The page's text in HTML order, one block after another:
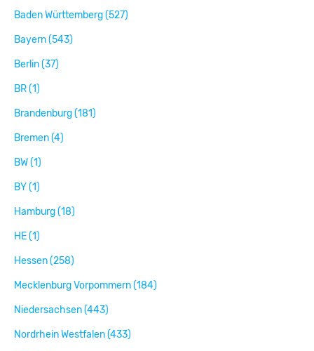
Baden Württemberg (527)
Bayern (543)
Berlin (37)
BR (1)
Brandenburg (181)
Bremen (4)
BW (1)
BY (1)
Hamburg (18)
HE (1)
Hessen (258)
Mecklenburg Vorpommern (184)
Niedersachsen (443)
Nordrhein Westfalen (433)